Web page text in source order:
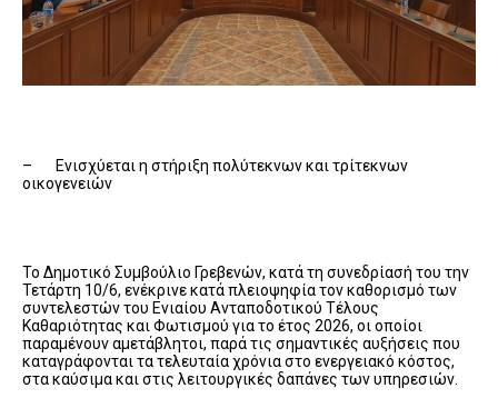
– Ενισχύεται η στήριξη πολύτεκνων και τρίτεκνων
οικογενειών
Το Δημοτικό Συμβούλιο Γρεβενών, κατά τη συνεδρίασή του την
Τετάρτη 10/6, ενέκρινε κατά πλειοψηφία τον καθορισμό των
συντελεστών του Ενιαίου Ανταποδοτικού Τέλους
Καθαριότητας και Φωτισμού για το έτος 2026, οι οποίοι
παραμένουν αμετάβλητοι, παρά τις σημαντικές αυξήσεις που
καταγράφονται τα τελευταία χρόνια στο ενεργειακό κόστος,
στα καύσιμα και στις λειτουργικές δαπάνες των υπηρεσιών.